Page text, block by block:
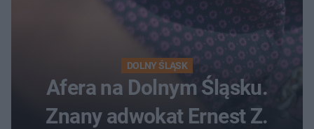
DOLNY ŚLĄSK
Afera na Dolnym Śląsku.
Znany adwokat Ernest Z.